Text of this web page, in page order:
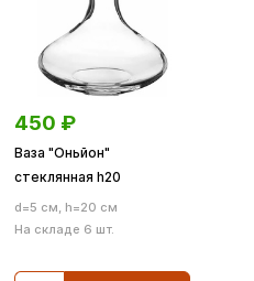
450 ₽
Ваза "Оньйон"
стеклянная h20
d=5 см, h=20 см
На складе 6 шт.